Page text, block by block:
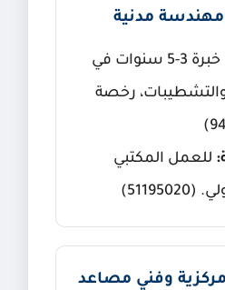
مدنية
خبرة 3-5 سنوات في
رخصة
للعمل المكتبي